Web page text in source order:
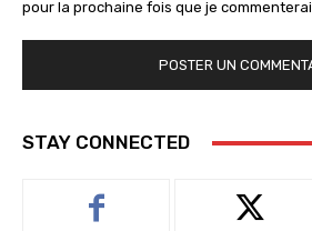
pour la prochaine fois que je commenterai.
STAY CONNECTED